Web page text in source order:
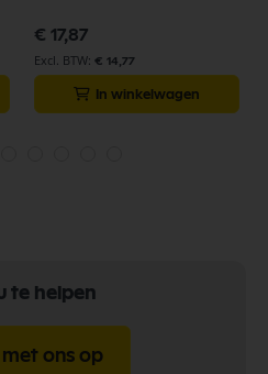
€ 17,87
€ 14,77
In winkelwagen
te helpen
ons op